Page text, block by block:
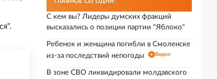
С кем вы? Лидеры думских фракций
высказались о позиции партии "Яблоко"
Ребенок и женщина погибли в Смоленске
из-за последствий непогоды
Видео
В зоне СВО ликвидировали молдавского